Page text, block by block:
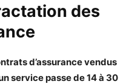
des
d’assurance vendus
service passe de 14 à 30